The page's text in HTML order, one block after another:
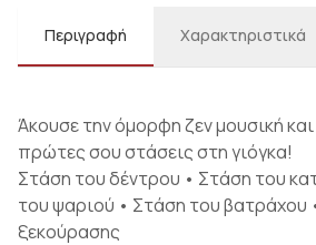
Περιγραφή Χαρακτηριστικά
Άκουσε την όμορφη ζεν μουσική
πρώτες σου στάσεις στη γιόγκα!
Στάση του δέντρου • Στάση του
του ψαριού • Στάση του βατράχου
ξεκούρασης